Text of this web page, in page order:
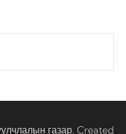
газар. Created